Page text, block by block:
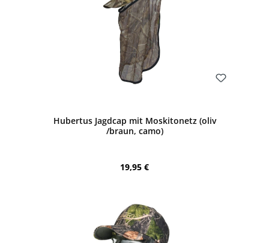
Hubertus Jagdcap mit Moskitonetz (oliv
/braun, camo)
Regulärer Preis:
19,95 €